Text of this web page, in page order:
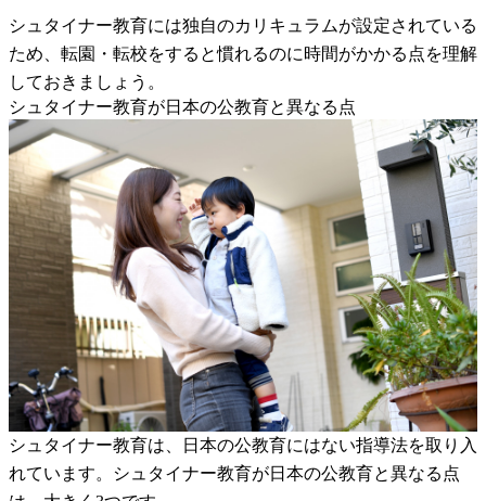
シュタイナー教育には独自のカリキュラムが設定されている
ため、転園・転校をすると慣れるのに時間がかかる点を理解
しておきましょう。
シュタイナー教育が日本の公教育と異なる点
シュタイナー教育は、日本の公教育にはない指導法を取り入
れています。シュタイナー教育が日本の公教育と異なる点